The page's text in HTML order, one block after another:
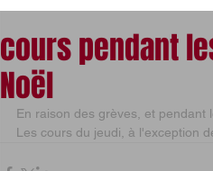
cours pendant
Noël
En raison des grèves, et pendant
Les cours du jeudi, à l'exception